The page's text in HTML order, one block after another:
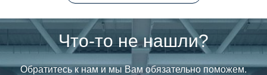
Что-то не нашли?
Обратитесь к нам и мы Вам обязательно поможем.